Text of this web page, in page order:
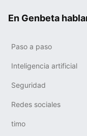
En Genbeta
Paso a paso
Inteligencia artificial
Seguridad
Redes sociales
timo